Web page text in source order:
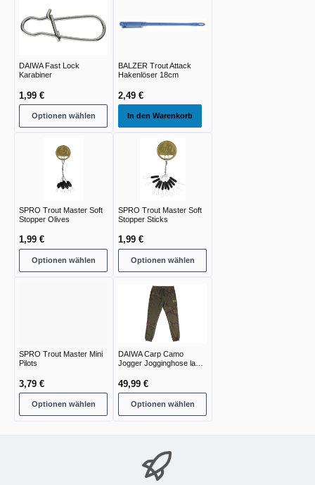
DAIWA Fast Lock
Karabiner
1,99 €
Optionen wählen
BALZER Trout Attack
Hakenlöser 18cm
2,49 €
In den Warenkorb
SPRO Trout Master Soft
Stopper Olives
1,99 €
Optionen wählen
SPRO Trout Master Soft
Stopper Sticks
1,99 €
Optionen wählen
SPRO Trout Master Mini
Pilots
3,79 €
Optionen wählen
DAIWA Carp Camo
Jogger Jogginghose lang
49,99 €
Optionen wählen